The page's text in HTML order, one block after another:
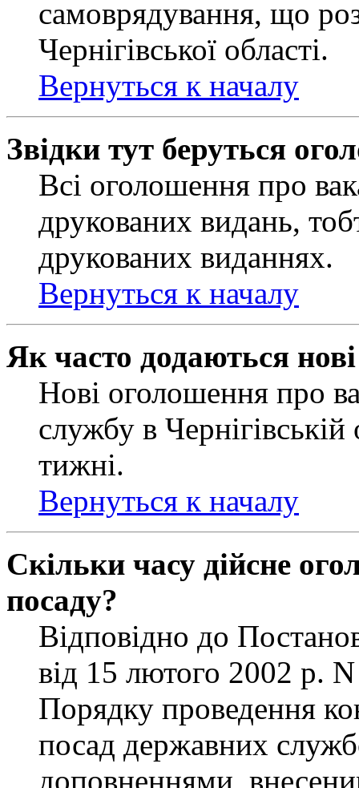
самоврядування, що
Чернігівської області.
Вернуться к началу
Звідки тут беруться
Всі оголошення про
друкованих видань,
друкованих виданнях.
Вернуться к началу
Як часто додаються
Нові оголошення про
службу в
тижні.
Вернуться к началу
Скільки часу дійсне
посаду?
Відповідно до
від 15 лютого 2002 р.
Порядку проведення
посад державних
доповненнями,